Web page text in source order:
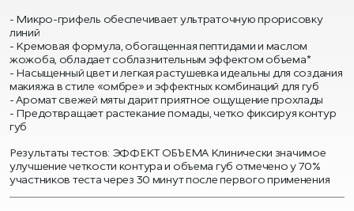
Микро-грифель обеспечивает ультраточную прорисовку
линий
Кремовая формула, обогащенная пептидами и маслом
жожоба, обладает соблазнительным эффектом объема*
Насыщенный цвет и легкая растушевка идеальны для создания
макияжа в стиле «омбре» и эффектных комбинаций для губ
Аромат свежей мяты дарит приятное ощущение прохлады
Предотвращает растекание помады, четко фиксируя контур
губ
Результаты тестов: ЭФФЕКТ ОБЪЕМА Клинически значимое
улучшение четкости контура и объема губ отмечено у 70%
участников теста через 30 минут после первого применения